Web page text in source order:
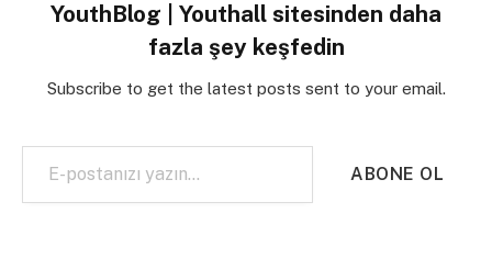
YouthBlog | Youthall sitesinden daha
fazla şey keşfedin
Subscribe to get the latest posts sent to your email.
E-postanızı yazın…
ABONE OL